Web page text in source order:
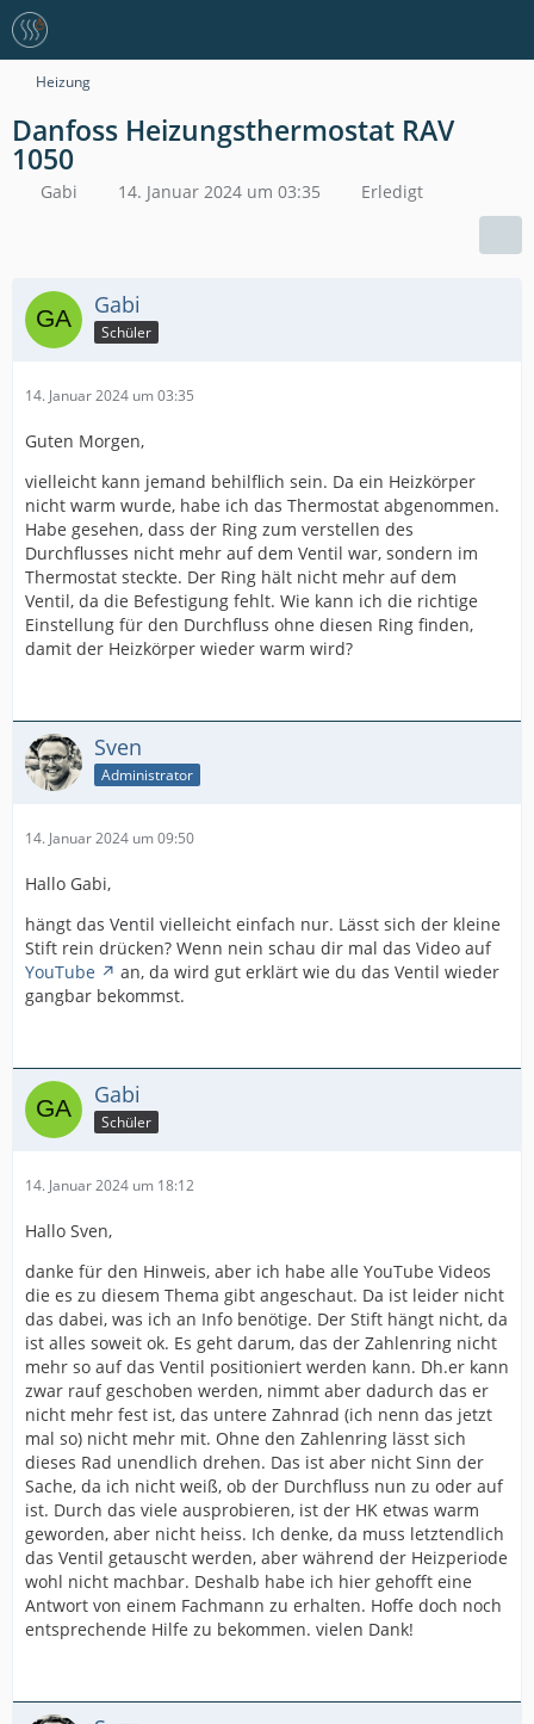
Heizung
Danfoss Heizungsthermostat RAV
1050
Gabi 14. Januar 2024 um 03:35 Erledigt
Gabi
Schüler
14. Januar 2024 um 03:35
Guten Morgen,
vielleicht kann jemand behilflich sein. Da ein Heizkörper
nicht warm wurde, habe ich das Thermostat abgenommen.
Habe gesehen, dass der Ring zum verstellen des
Durchflusses nicht mehr auf dem Ventil war, sondern im
Thermostat steckte. Der Ring hält nicht mehr auf dem
Ventil, da die Befestigung fehlt. Wie kann ich die richtige
Einstellung für den Durchfluss ohne diesen Ring finden,
damit der Heizkörper wieder warm wird?
Sven
Administrator
14. Januar 2024 um 09:50
Hallo Gabi,
hängt das Ventil vielleicht einfach nur. Lässt sich der kleine
Stift rein drücken? Wenn nein schau dir mal das Video auf
YouTube
an, da wird gut erklärt wie du das Ventil wieder
gangbar bekommst.
Gabi
Schüler
14. Januar 2024 um 18:12
Hallo Sven,
danke für den Hinweis, aber ich habe alle YouTube Videos
die es zu diesem Thema gibt angeschaut. Da ist leider nicht
das dabei, was ich an Info benötige. Der Stift hängt nicht, da
ist alles soweit ok. Es geht darum, das der Zahlenring nicht
mehr so auf das Ventil positioniert werden kann. Dh.er kann
zwar rauf geschoben werden, nimmt aber dadurch das er
nicht mehr fest ist, das untere Zahnrad (ich nenn das jetzt
mal so) nicht mehr mit. Ohne den Zahlenring lässt sich
dieses Rad unendlich drehen. Das ist aber nicht Sinn der
Sache, da ich nicht weiß, ob der Durchfluss nun zu oder auf
ist. Durch das viele ausprobieren, ist der HK etwas warm
geworden, aber nicht heiss. Ich denke, da muss letztendlich
das Ventil getauscht werden, aber während der Heizperiode
wohl nicht machbar. Deshalb habe ich hier gehofft eine
Antwort von einem Fachmann zu erhalten. Hoffe doch noch
entsprechende Hilfe zu bekommen. vielen Dank!